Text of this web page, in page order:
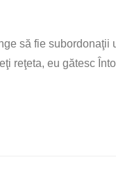
să fie subordonaţii
reţeta, eu gătesc